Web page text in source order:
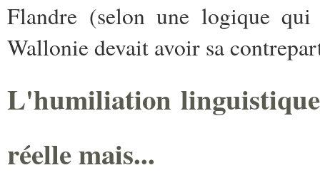
Flandre (selon une logique
Wallonie devait avoir sa
L'humiliation
réelle mais...